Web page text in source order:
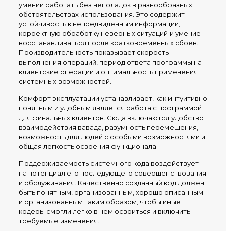
умении работать без неполадок в разнообразных
обстоятельствах использования. Это содержит
устойчивость к непредвиденным информации,
корректную обработку неверных ситуаций и умение
восстанавливаться после кратковременных сбоев.
Производительность показывает скорость
выполнения операций, период ответа программы на
клиентские операции и оптимальность применения
системных возможностей.
Комфорт эксплуатации устанавливает, как интуитивно
понятным и удобным является работа с программой
для финальных клиентов. Сюда включаются удобство
взаимодействия вавада, разумность перемещения,
возможность для людей с особыми возможностями и
общая легкость освоения функционала.
Поддерживаемость системного кода воздействует
на потенциал его последующего совершенствования
и обслуживания. Качественно созданный код должен
быть понятным, организованным, хорошо описанным
и организованным таким образом, чтобы иные
кодеры смогли легко в нем освоиться и включить
требуемые изменения.